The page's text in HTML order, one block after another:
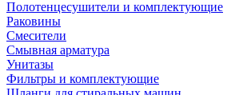
Полотенцесушители и комплектующие
Раковины
Смесители
Смывная арматура
Унитазы
Фильтры и комплектующие